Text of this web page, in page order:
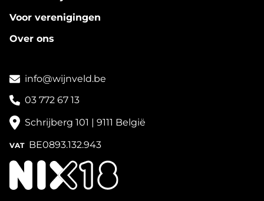
Voor verenigingen
Over ons
info@wijnveld.be
03 772 67 13
Schrijberg 101 | 9111 België
VAT BE0893.132.943